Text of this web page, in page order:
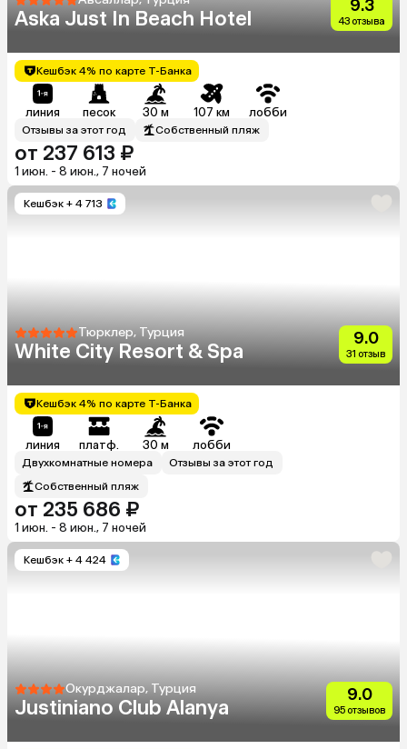
Aska Just In Beach Hotel
9.3
43 отзыва
Кешбэк 4% по карте Т-Банка
линия песок 30 м 107 км лобби
Отзывы за этот год Собственный пляж
от 237 613 ₽
1 июн. - 8 июн., 7 ночей
Кешбэк + 4 713
Тюрклер, Турция
White City Resort & Spa
9.0
31 отзыв
Кешбэк 4% по карте Т-Банка
линия платф. 30 м лобби
Двухкомнатные номера
Отзывы за этот год
Собственный пляж
от 235 686 ₽
1 июн. - 8 июн., 7 ночей
Кешбэк + 4 424
Окурджалар, Турция
Justiniano Club Alanya
9.0
95 отзывов